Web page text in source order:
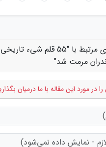
دیدگاه های مرتبط با "55 قلم
مرمت شد"
در مورد این مقاله با ما درمیان